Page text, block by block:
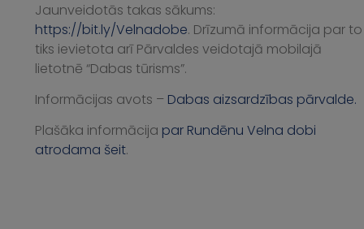
Jaunveidotās takas sākums:
https://bit.ly/Velnadobe. Drīzumā informācija par to
tiks ievietota arī Pārvaldes veidotajā mobilajā
lietotnē “Dabas tūrisms”.
Informācijas avots – Dabas aizsardzības pārvalde.
Plašāka informācija par Rundēnu Velna dobi
atrodama šeit.